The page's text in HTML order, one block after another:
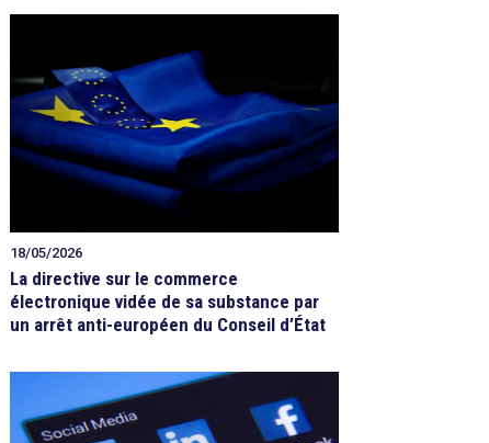
18/05/2026
La directive sur le commerce
électronique vidée de sa substance par
un arrêt anti-européen du Conseil d’État